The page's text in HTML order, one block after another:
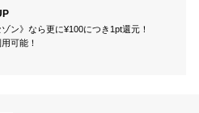
ン》なら更に¥100につき1pt還元！
可能！